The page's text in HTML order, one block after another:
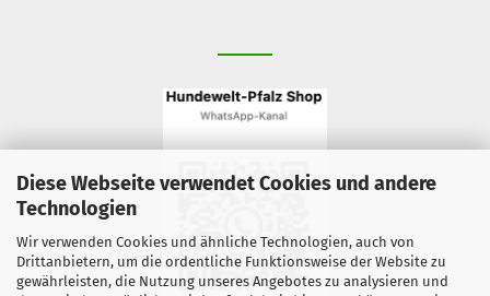
Diese Webseite verwendet Cookies und andere
Technologien
Wir verwenden Cookies und ähnliche Technologien, auch von
Drittanbietern, um die ordentliche Funktionsweise der Website zu
gewährleisten, die Nutzung unseres Angebotes zu analysieren und